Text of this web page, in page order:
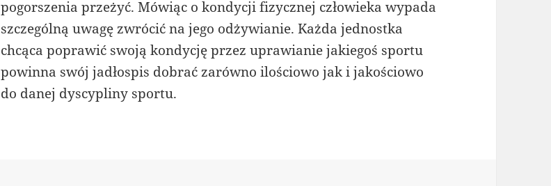
pogorszenia przeżyć. Mówiąc o kondycji fizycznej człowieka wypada
szczególną uwagę zwrócić na jego odżywianie. Każda jednostka
chcąca poprawić swoją kondycję przez uprawianie jakiegoś sportu
powinna swój jadłospis dobrać zarówno ilościowo jak i jakościowo
do danej dyscypliny sportu.